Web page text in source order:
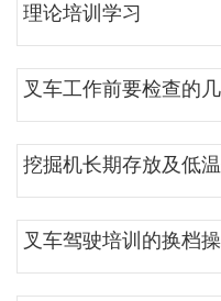
理论培训学习
叉车工作前要检查的
挖掘机长期存放及低
叉车驾驶培训的换档